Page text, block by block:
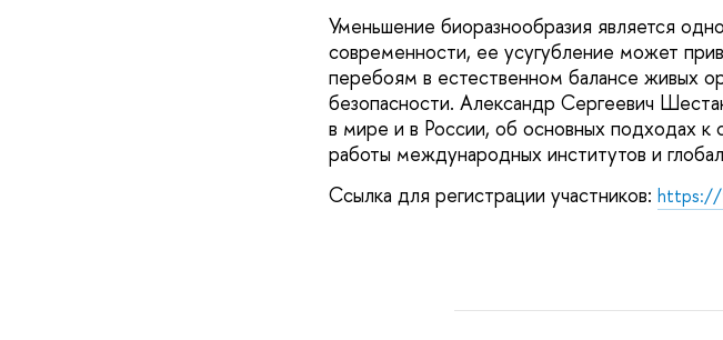
Уменьшение биоразнообразия является
современности, ее усугубление может
перебоям в естественном балансе живых
безопасности. Александр Сергеевич
в мире и в России, об основных подходах к
работы международных институтов и
Ссылка для регистрации участников: https://